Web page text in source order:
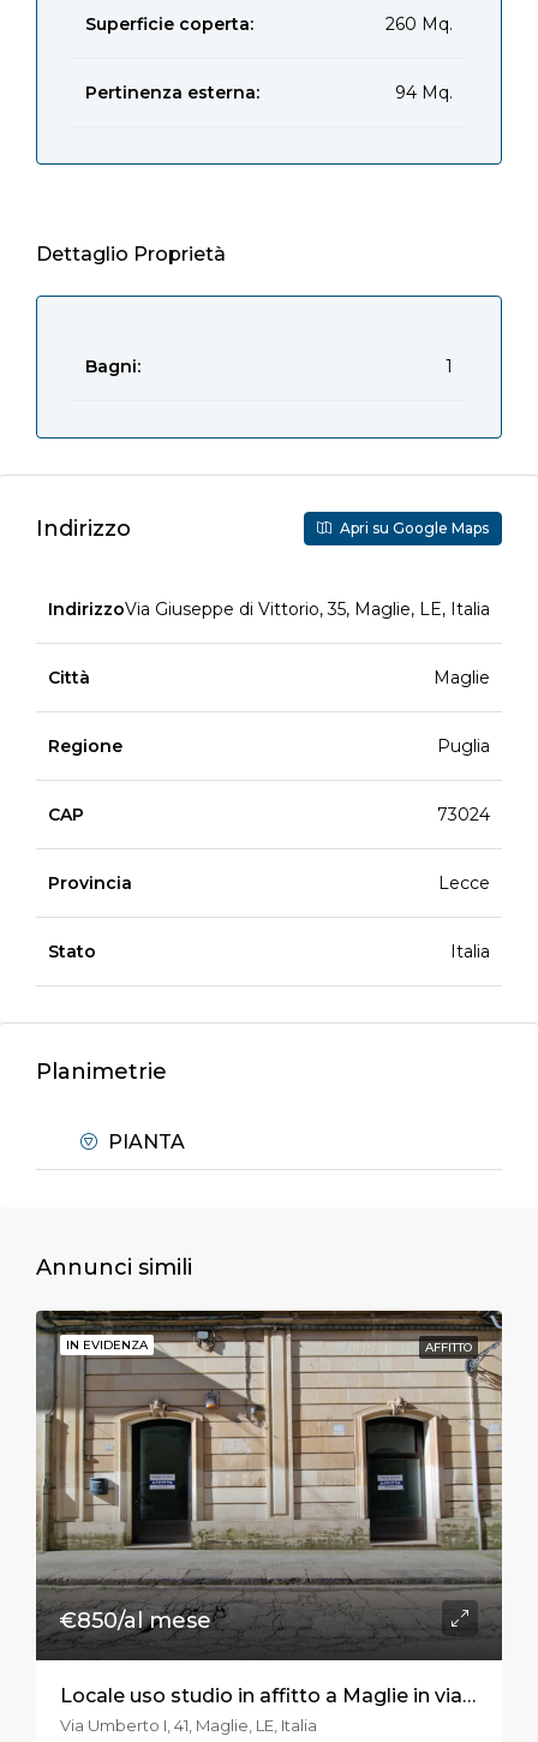
Superficie coperta: 260 Mq.
Pertinenza esterna: 94 Mq.
Dettaglio Proprietà
Bagni: 1
Indirizzo Apri su Google Maps
IndirizzoVia Giuseppe di Vittorio, 35, Maglie, LE, Italia
Città Maglie
Regione Puglia
CAP 73024
Provincia Lecce
Stato Italia
Planimetrie
PIANTA
Annunci simili
IN EVIDENZA AFFITTO
€850/al mese
Locale uso studio in affitto a Maglie in via Umberto I
Via Umberto I, 41, Maglie, LE, Italia